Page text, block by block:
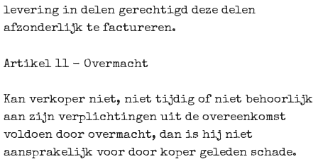
levering in delen gerechtigd deze delen
afzonderlijk te factureren.
Artikel 11 - Overmacht
Kan verkoper niet, niet tijdig of niet behoorlijk
aan zijn verplichtingen uit de overeenkomst
voldoen door overmacht, dan is hij niet
aansprakelijk voor door koper geleden schade.